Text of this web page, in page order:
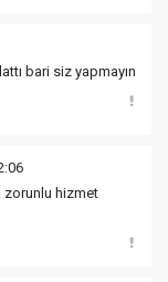
bari siz yapmayın
zorunlu hizmet